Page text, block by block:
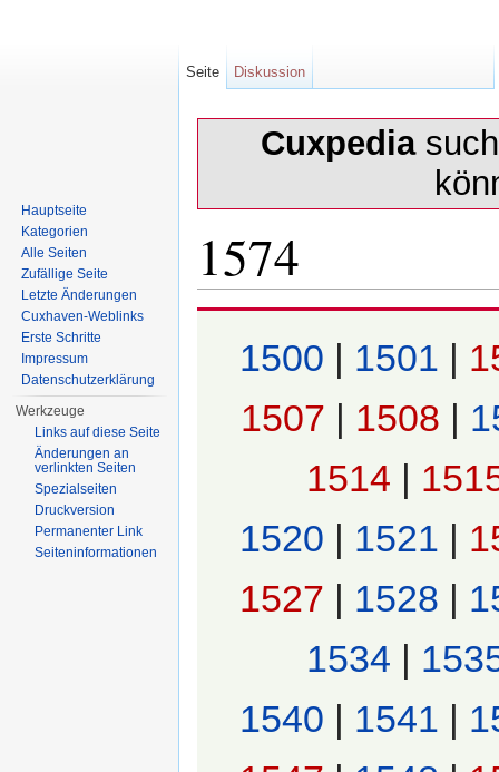
Cuxpedia
1574
1500 1501
1507
1508
1514
1520
1521
1527
1528
1534
1540
1541
Seite Diskussion
Hauptseite
Kategorien
Alle Seiten
Zufällige Seite
Letzte Änderungen
Cuxhaven-Weblinks
Erste Schritte
Impressum
Datenschutzerklärung
Werkzeuge
Links auf diese Seite
Änderungen an
verlinkten Seiten
Spezialseiten
Druckversion
Permanenter Link
Seiten­informationen